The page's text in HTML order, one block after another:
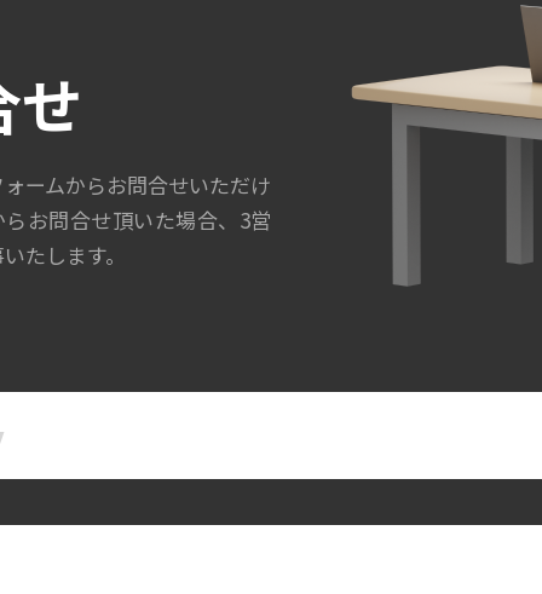
せ
ームからお問合せいただけ
お問合せ頂いた場合、3営
たします。